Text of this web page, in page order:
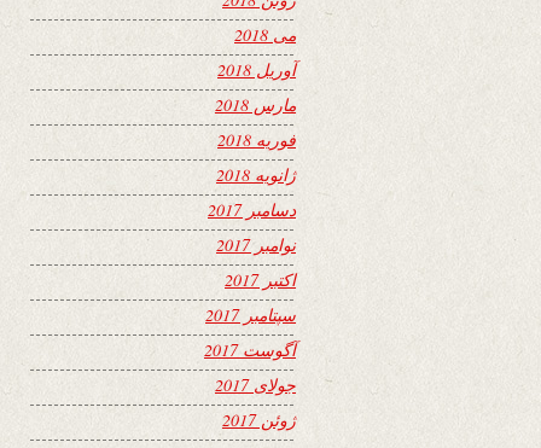
می 2018
آوریل 2018
مارس 2018
فوریه 2018
ژانویه 2018
دسامبر 2017
نوامبر 2017
اکتبر 2017
سپتامبر 2017
آگوست 2017
جولای 2017
ژوئن 2017